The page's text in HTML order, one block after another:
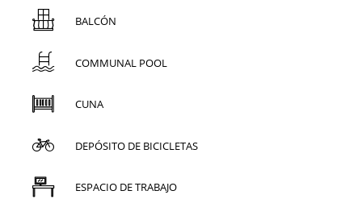
BALCÓN
COMMUNAL POOL
CUNA
DEPÓSITO DE BICICLETAS
ESPACIO DE TRABAJO